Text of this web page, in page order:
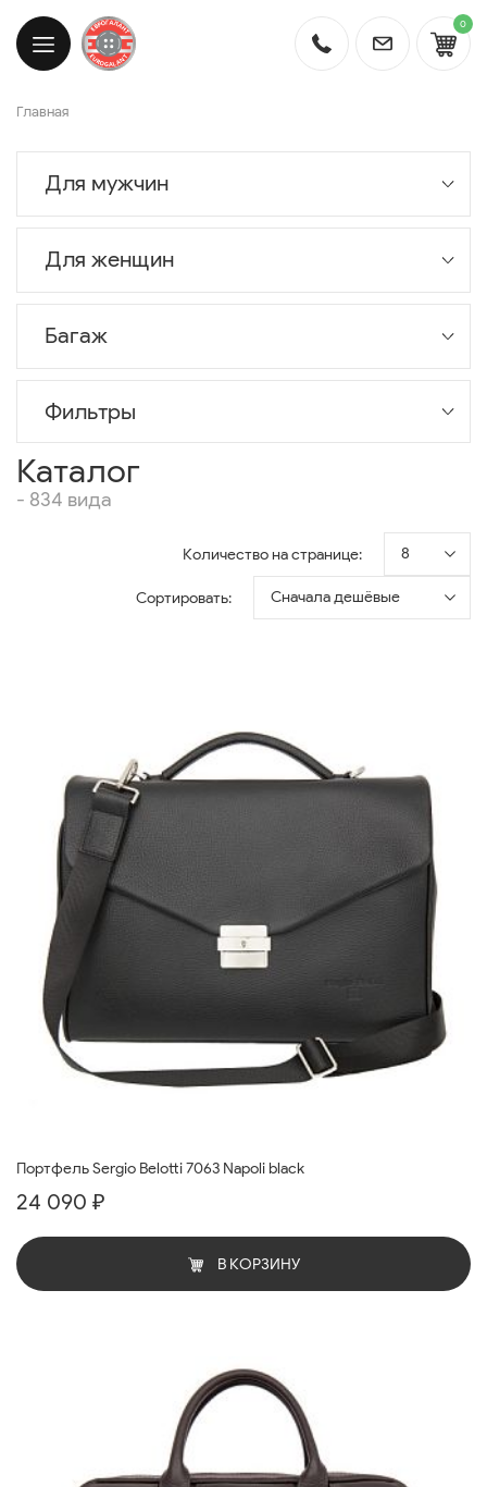
0
Главная
Для мужчин
Для женщин
Багаж
Фильтры
Каталог
- 834 вида
Количество на странице: 8
Сортировать: Сначала дешёвые
Портфель Sergio Belotti 7063 Napoli black
24 090 ₽
В КОРЗИНУ